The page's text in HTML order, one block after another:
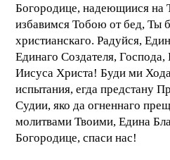
Богородице, надеющиися на
избавимся Тобою от бед, Ты
христианскаго. Радуйся,
Единаго Создателя,
Иисуса Христа! Буди ми
испытания, егда предстану
Судии, яко да огненнаго
молитвами Твоими, Едина
Богородице, спаси нас!